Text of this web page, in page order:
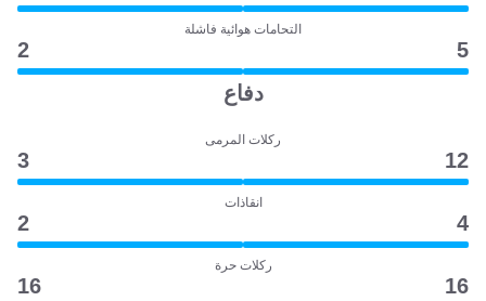
التحامات هوائية فاشلة
5
2
دفاع
ركلات المرمى
12
3
انقاذات
4
2
ركلات حرة
16
16